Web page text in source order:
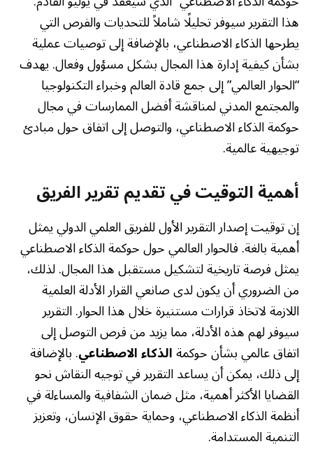
هذا التقرير سيوفر تحليلًا شاملاً للتحديات والفرص التي
يطرحها الذكاء الاصطناعي، بالإضافة إلى توصيات عملية
بشأن كيفية إدارة هذا المجال بشكل مسؤول وفعال. يهدف
“الحوار العالمي” إلى جمع قادة العالم وخبراء التكنولوجيا
والمجتمع المدني لمناقشة أفضل الممارسات في مجال
حوكمة الذكاء الاصطناعي، والتوصل إلى اتفاق حول مبادئ
توجيهية عالمية.
أهمية التوقيت في تقديم تقرير الفريق
إن توقيت إصدار التقرير الأول للفريق العلمي الدولي يمثل
أهمية بالغة. فالحوار العالمي حول حوكمة الذكاء الاصطناعي
يمثل فرصة تاريخية لتشكيل مستقبل هذا المجال. لذلك،
من الضروري أن يكون لدى صانعي القرار الأدلة العلمية
اللازمة لاتخاذ قرارات مستنيرة خلال هذا الحوار. التقرير
سيوفر لهم هذه الأدلة، مما يزيد من فرص التوصل إلى
اتفاق عالمي بشأن حوكمةالذكاء الاصطناعي. بالإضافة
إلى ذلك، يمكن أن يساعد التقرير في توجيه النقاش نحو
القضايا الأكثر أهمية، مثل ضمان الشفافية والمساءلة في
أنظمة الذكاء الاصطناعي، وحماية حقوق الإنسان، وتعزيز
التنمية المستدامة.